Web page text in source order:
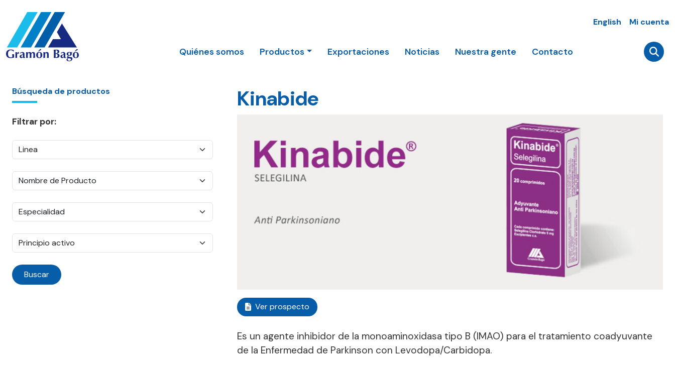
English Mi cuenta
Quiénes somos Productos Exportaciones Noticias Nuestra gente Contacto
Búsqueda de productos
Filtrar por:
Kinabide
Ver prospecto
Es un agente inhibidor de la monoaminoxidasa tipo B (IMAO) para el tratamiento coadyuvante
de la Enfermedad de Parkinson con Levodopa/Carbidopa.